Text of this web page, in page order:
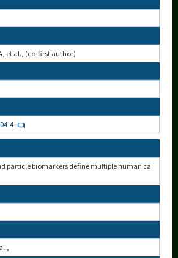
et al., (co-first author)
4
particle biomarkers define multiple human ca